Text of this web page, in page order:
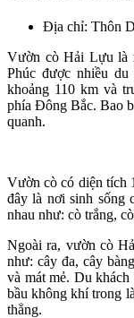
Địa chỉ: Thôn
Vườn cò Hải Lựu là
Phúc được nhiều
khoảng 110 km và
phía Đông Bắc. Bao
quanh.
Vườn cò có diện tích
đây là nơi sinh sống
nhau như: cò trắng,
Ngoài ra, vườn cò
như: cây đa, cây
và mát mẻ. Du
bầu không khí trong
thẳng.